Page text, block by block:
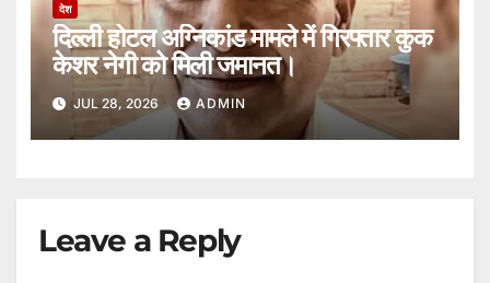
देश
दिल्ली होटल अग्निकांड मामले में गिरफ्तार कुक
केशर नेगी को मिली जमानत।
JUL 28, 2026 ADMIN
Leave a Reply